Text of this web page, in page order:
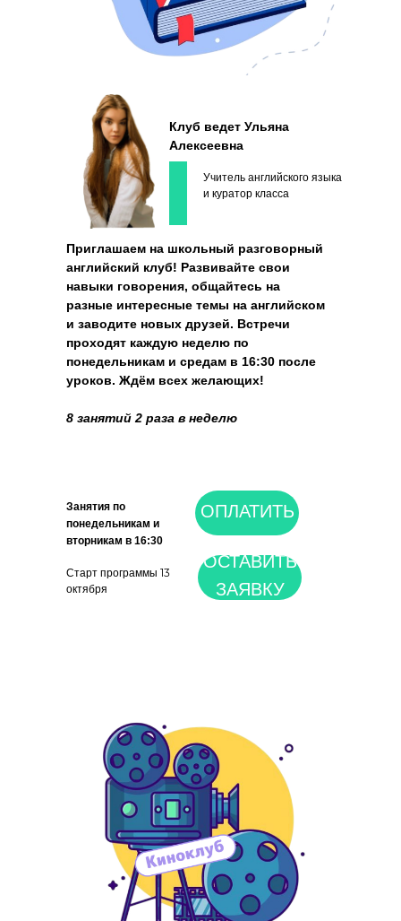
Приглашаем на школьный разговорный
английский клуб! Развивайте свои
навыки говорения, общайтесь на
разные интересные темы на английском
и заводите новых друзей. Встречи
проходят каждую неделю по
понедельникам и средам в 16:30 после
уроков. Ждём всех желающих!
8 занятий 2 раза в неделю
ОПЛАТИТЬ
ОСТАВИТЬ
ЗАЯВКУ
Клуб ведет Ульяна
Алексеевна
Учитель английского языка
и куратор класса
Занятия по
понедельникам и
вторникам в 16:30
Старт программы 13
октября